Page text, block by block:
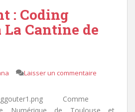
: Coding
Cantine de
Laisser un commentaire
Comme